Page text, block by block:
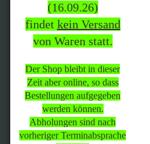
(16.09.26)
findet kein Versand
von Waren statt.
Der Shop bleibt in dieser
Zeit aber online, so dass
Bestellungen aufgegeben
werden können.
Abholungen sind nach
vorheriger Terminabsprache
In der Zeit von Mittwoch
(12.08.26) bis Mittwoch
(16.09.26)
statt.
Der Shop bleibt in dieser Zeit
aber online, so dass
Bestellungen aufgegeben
werden können.